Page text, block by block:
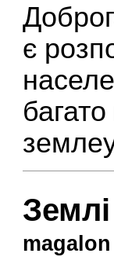
є
magalon